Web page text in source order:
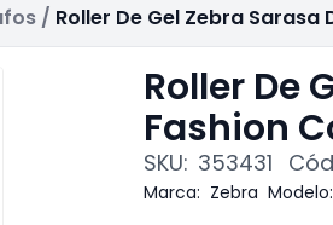
/ Roller De Gel Zebra Sarasa
Roller De
Fashion
SKU: 353431
Marca: Zebra Modelo: